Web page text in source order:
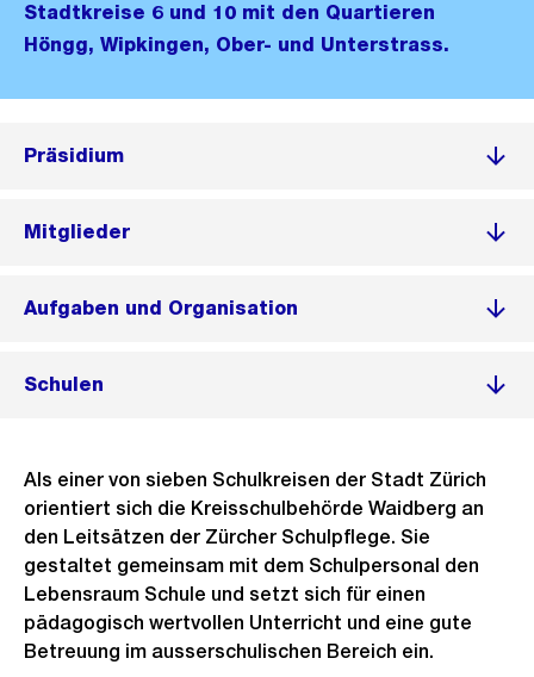
Stadtkreise 6 und 10 mit den Quartieren
Höngg, Wipkingen, Ober- und Unterstrass.
Präsidium
Mitglieder
Aufgaben und Organisation
Schulen
Als einer von sieben Schulkreisen der Stadt Zürich
orientiert sich die Kreisschulbehörde Waidberg an
den Leitsätzen der Zürcher Schulpflege. Sie
gestaltet gemeinsam mit dem Schulpersonal den
Lebensraum Schule und setzt sich für einen
pädagogisch wertvollen Unterricht und eine gute
Betreuung im ausserschulischen Bereich ein.